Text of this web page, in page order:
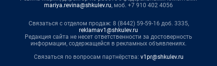
mariya.revina@shkulev.ru, моб. +7 910 402 4056
Связаться с отделом продаж: 8 (8442) 59-59-16 доб. 3335,
reklamav1@shkulev.ru
Редакция сайта не несет ответственности за достоверность
информации, содержащейся в рекламных объявлениях.
Связаться по вопросам партнёрства: v1pr@shkulev.ru